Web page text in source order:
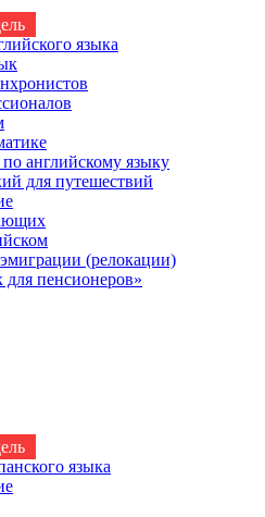
языка
английскому языку
для путешествий
(релокации)
пенсионеров»
языка